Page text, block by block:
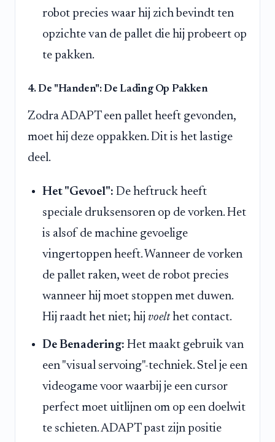
robot precies waar hij zich bevindt ten
opzichte van de pallet die hij probeert op
te pakken.
4. De "Handen": De Lading Op Pakken
Zodra ADAPT een pallet heeft gevonden,
moet hij deze oppakken. Dit is het lastige
deel.
Het "Gevoel": De heftruck heeft
speciale druksensoren op de vorken. Het
is alsof de machine gevoelige
vingertoppen heeft. Wanneer de vorken
de pallet raken, weet de robot precies
wanneer hij moet stoppen met duwen.
Hij raadt het niet; hij voelthet contact.
De Benadering: Het maakt gebruik van
een "visual servoing"-techniek. Stel je een
videogame voor waarbij je een cursor
perfect moet uitlijnen om op een doelwit
te schieten. ADAPT past zijn positie